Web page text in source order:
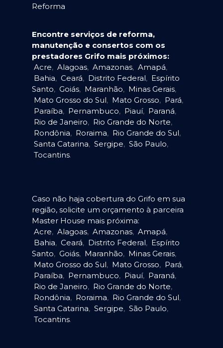
Reforma
Encontre serviços de reforma,
manutenção e consertos com os
prestadores Grifo mais próximos:
Acre, Alagoas, Amazonas, Amapá,
Bahia, Ceará, Distrito Federal, Espírito
Santo, Goiás, Maranhão, Minas Gerais,
Mato Grosso do Sul, Mato Grosso, Pará,
Paraíba, Pernambuco, Piauí, Paraná,
Rio de Janeiro, Rio Grande do Norte,
Rondônia, Roraima, Rio Grande do Sul,
Santa Catarina, Sergipe, São Paulo,
Tocantins.
Caso não haja cobertura do Grifo em sua
região, solicite um orçamento à parceira
Master House mais próxima:
Acre, Alagoas, Amazonas, Amapá,
Bahia, Ceará, Distrito Federal, Espírito
Santo, Goiás, Maranhão, Minas Gerais,
Mato Grosso do Sul, Mato Grosso, Pará,
Paraíba, Pernambuco, Piauí, Paraná,
Rio de Janeiro, Rio Grande do Norte,
Rondônia, Roraima, Rio Grande do Sul,
Santa Catarina, Sergipe, São Paulo,
Tocantins.